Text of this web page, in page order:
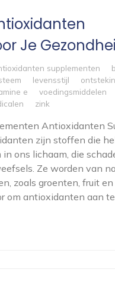
Je
supplementen
levensstijl
e
voedingsmiddelen
zink
Antioxidanten
zijn stoffen die
ons lichaam, die
Ze worden van
zoals groenten, fruit
om antioxidanten aan